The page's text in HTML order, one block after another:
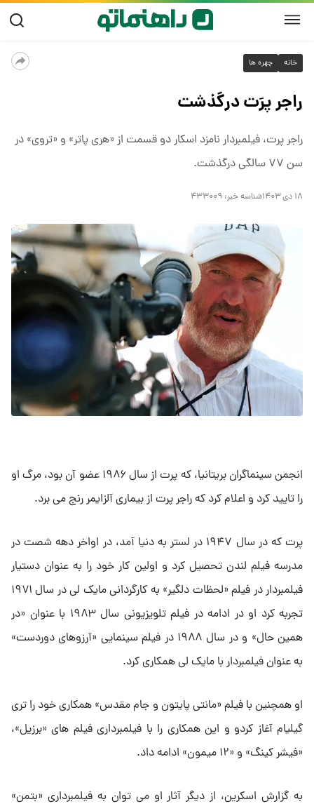
خانه چهره ها
راجر پرَت درگذشت
راجر پرت، فیلمبردار نامزد اسکار دو قسمت از «هری پاتر» و «تروی» در
سن ۷۷ سالگی درگذشت.
۱۸ دی ۱۴۰۳ شناسه خبر: ۴۳۳۰۰۹
انجمن سینماگران بریتانیا، که پرت از سال ۱۹۸۶ عضو آن بود، مرگ او
را تایید کرد و اعلام کرد که راجر پرت از بیماری آلزایمر رنج می برد.
پرت که در سال ۱۹۴۷ در لستر به دنیا آمد، در اواخر دهه شصت در
مدرسه فیلم لندن تحصیل کرد و اولین کار خود را به عنوان دستیار
فیلمبردار در فیلم «لحظات دلگیر» به کارگردانی مایک لی در سال ۱۹۷۱
تجربه کرد او در ادامه در فیلم تلویزیونی سال ۱۹۸۳ با عنوان «در
همین حال» و در سال ۱۹۸۸ در فیلم سینمایی «آرزوهای دوردست»
به عنوان فیلمبردار با مایک لی همکاری کرد.
او همچنین با فیلم «مانتی پایتون و جام مقدس» همکاری خود را تری
گیلیام آغاز کردو و این همکاری را با فیلمبرداری فیلم های «برزیل»،
«فیشر کینگ» و «۱۲ میمون» ادامه داد.
به گزارش اسکرین، از دیگر آثار او می توان به فیلمبرداری «بتمن»